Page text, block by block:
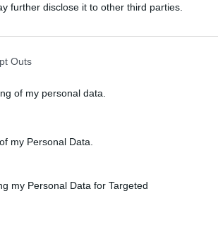
further disclose it to other third parties.
Outs
of my personal data.
my Personal Data.
my Personal Data for Targeted